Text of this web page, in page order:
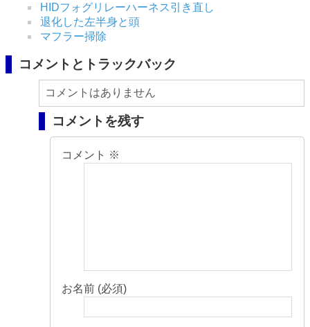
HIDフォグリレーハーネス引き直し
退化した左半身と頭
マフラー掃除
コメントとトラックバック
コメントはありません
コメントを残す
コメント ※
お名前 (必須)